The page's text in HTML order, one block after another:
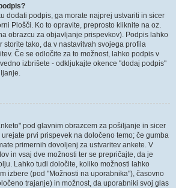
dodati podpis, ga morate najprej ustvariti in sicer
Plošči. Ko to opravite, preprosto kliknite na oz.
obrazcu za objavljanje prispevkov). Podpis lahko
storite tako, da v nastavitvah svojega profila
Če se odločite za to možnost, lahko podpis v
izbrišete - odkljukajte okence "dodaj podpis"
pod glavnim obrazcem za pošiljanje in sicer
prvi prispevek na določeno temo; če gumba
primernih dovoljenj za ustvaritev ankete. V
in vsaj dve možnosti ter se prepričajte, da je
Lahko tudi določite, koliko možnosti lahko
izbere (pod "Možnosti na uporabnika"), časovno
trajanje) in možnost, da uporabniki svoj glas